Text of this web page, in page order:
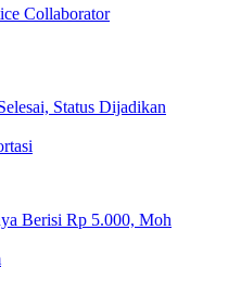
Collaborator
Status Dijadikan
Berisi Rp 5.000, Moh